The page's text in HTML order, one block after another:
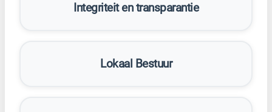
Integriteit en transparantie
Lokaal Bestuur